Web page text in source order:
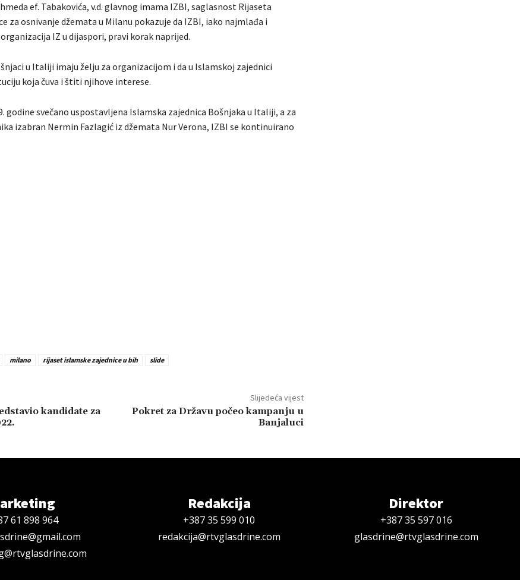
ef. Tabakovića, v.d. glavnog imama IZBI, saglasnost Rijaseta
za osnivanje džemata u Milanu pokazuje da IZBI, iako najmlađa i
IZ u dijaspori, pravi korak naprijed.
u Italiji imaju želju za organizacijom i da u Islamskoj zajednici
koja čuva i štiti njihove interese.
godine svečano uspostavljena Islamska zajednica Bošnjaka u Italiji, a za
izabran Nermin Fazlagić iz džemata Nur Verona, IZBI se kontinuirano
milano rijaset islamske zajednice u bih slide
kandidate za
Slijedeća vijest
Pokret za Državu počeo kampanju u
Banjaluci
61 898 964
Redakcija
+387 35 599 010
redakcija@rtvglasdrine.com
Direktor
+387 35 597 016
glasdrine@rtvglasdrine.com